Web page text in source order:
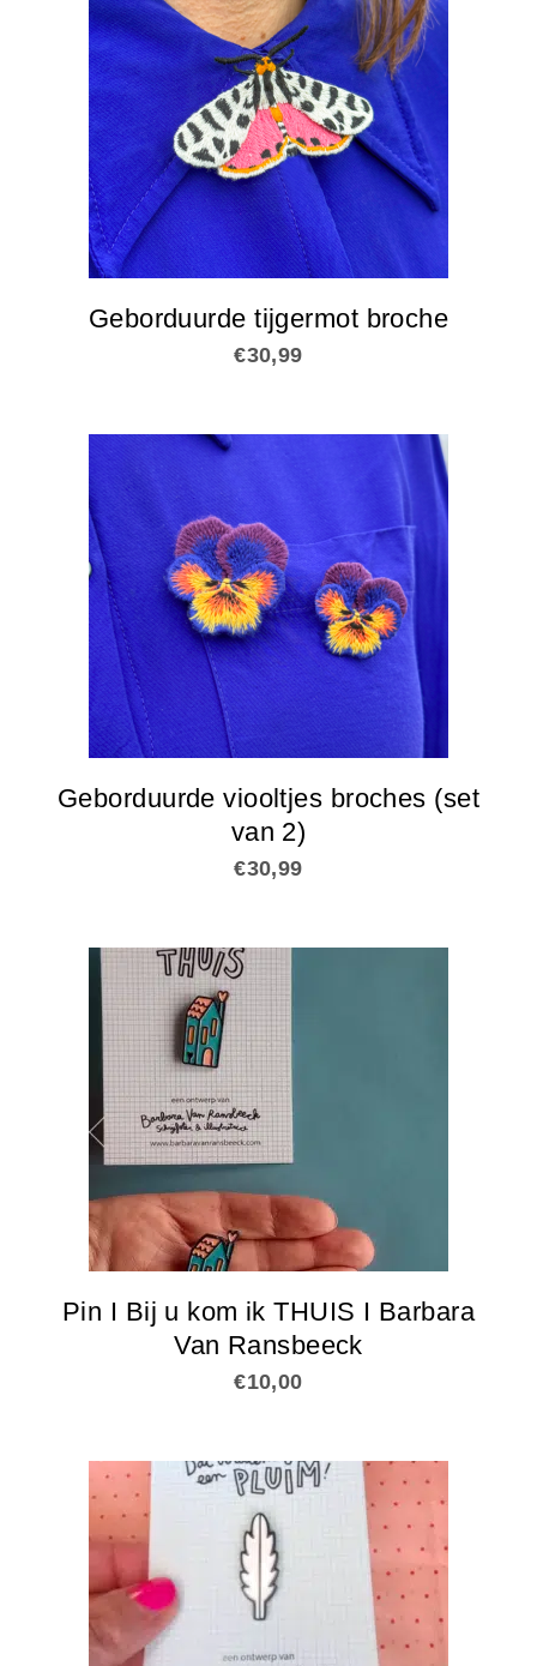
Geborduurde tijgermot broche
€30,99
Geborduurde viooltjes broches (set
van 2)
€30,99
Pin I Bij u kom ik THUIS I Barbara
Van Ransbeeck
€10,00